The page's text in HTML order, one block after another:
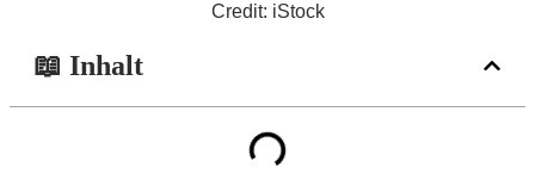
Credit: iStock
📖 Inhalt